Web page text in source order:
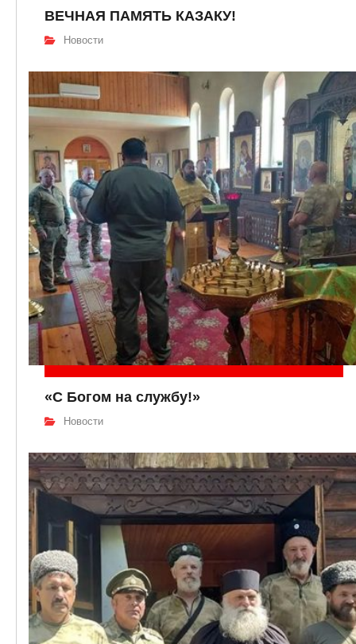
ВЕЧНАЯ ПАМЯТЬ КАЗАКУ!
Новости
«С Богом на службу!»
Новости